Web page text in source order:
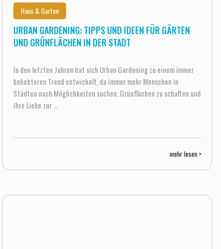
Haus & Garten
URBAN GARDENING: TIPPS UND IDEEN FÜR GÄRTEN
UND GRÜNFLÄCHEN IN DER STADT
In den letzten Jahren hat sich Urban Gardening zu einem immer
beliebteren Trend entwickelt, da immer mehr Menschen in
Städten nach Möglichkeiten suchen, Grünflächen zu schaffen und
ihre Liebe zur ...
mehr lesen >